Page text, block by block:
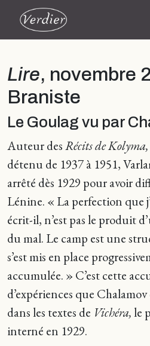
Lire, novembre
Braniste
Le Goulag vu par
Auteur desRécits de Kolyma,
détenu de 1937 à 1951,
arrêté dès 1929 pour avoir
Lénine. « La perfection que
écrit-il, n’est pas le produit
du mal. Le camp est une
s’est mis en place
accumulée. » C’est cette
d’expériences que
dans les textes de Vichéra,le
interné en 1929.